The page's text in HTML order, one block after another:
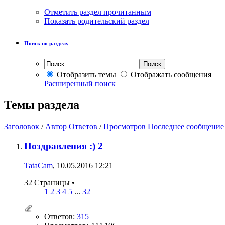
Отметить раздел прочитанным
Показать родительский раздел
Поиск по разделу
Отобразить темы
Отображать сообщения
Расширенный поиск
Темы раздела
Заголовок / Автор Ответов /Просмотров Последнее сообщение
Поздравления :) 2
TataCam, 10.05.2016 12:21
32 Страницы •
1 2 3 4 5 ... 32
Ответов: 315